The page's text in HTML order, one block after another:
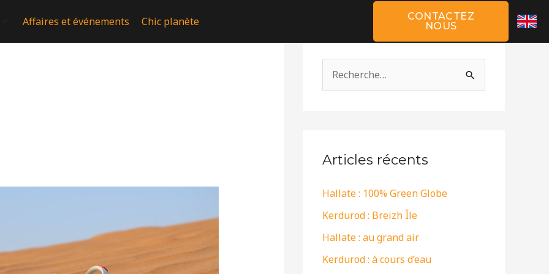
Affaires et événements Chic planète
CONTACTEZ
NOUS
e
c
h
e
r
Articles récents
Hallate : 100% Green Globe
Kerdurod : Breizh Île
Hallate : au grand air
Kerdurod : à cours d’eau